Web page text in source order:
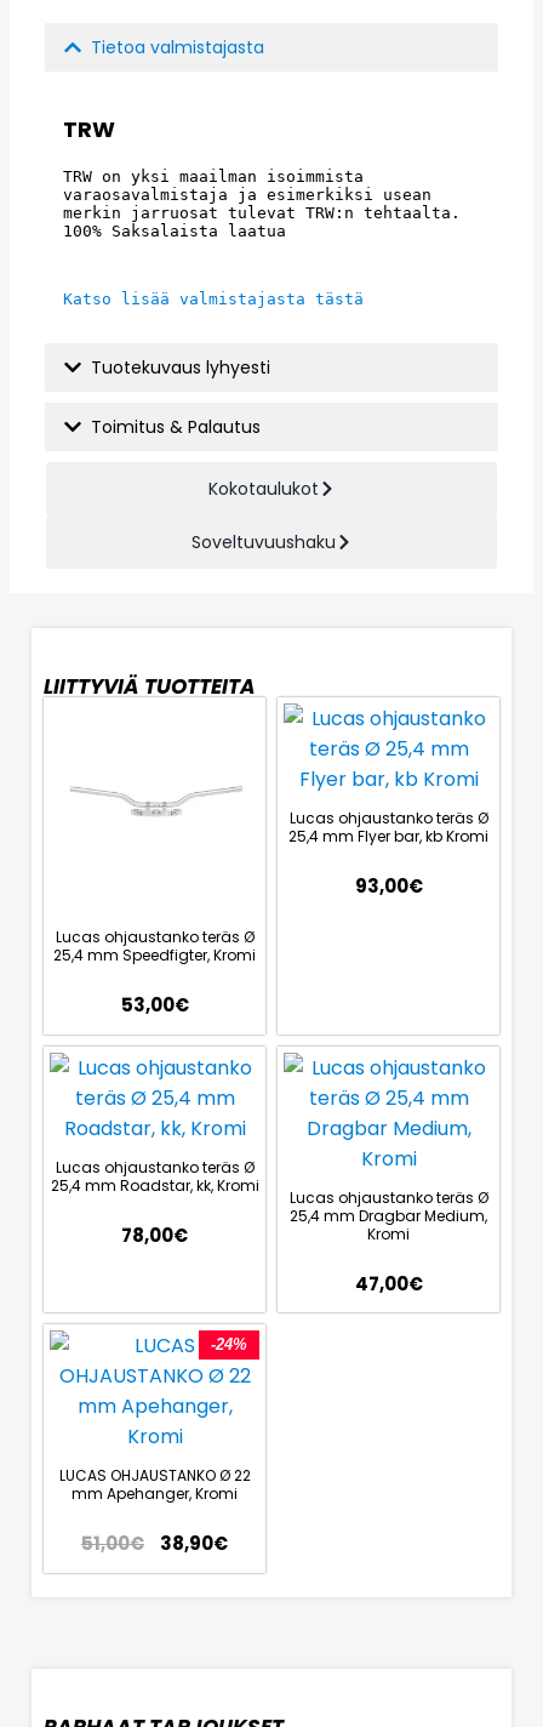
Tietoa valmistajasta
TRW
TRW on yksi maailman isoimmista
varaosavalmistaja ja esimerkiksi usean
merkin jarruosat tulevat TRW:n tehtaalta.
100% Saksalaista laatua
Katso lisää valmistajasta tästä
Tuotekuvaus lyhyesti
Toimitus & Palautus
Kokotaulukot
Soveltuvuushaku
LIITTYVIÄ TUOTTEITA
Lucas ohjaustanko teräs Ø
25,4 mm Speedfigter, Kromi
53,00€
Lucas ohjaustanko teräs Ø
25,4 mm Flyer bar, kb Kromi
93,00€
Lucas ohjaustanko teräs Ø
25,4 mm Roadstar, kk, Kromi
78,00€
Lucas ohjaustanko teräs Ø
25,4 mm Dragbar Medium,
Kromi
47,00€
-24%
LUCAS OHJAUSTANKO Ø 22
mm Apehanger, Kromi
51,00€ 38,90€